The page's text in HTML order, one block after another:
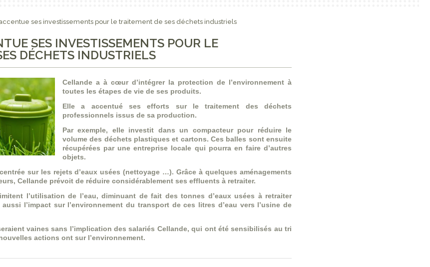
ses investissements pour le traitement de ses déchets industriels
SES INVESTISSEMENTS POUR LE
DÉCHETS INDUSTRIELS
Cellande a à cœur d’intégrer la protection de l’environnement à
toutes les étapes de vie de ses produits.
Elle a accentué ses efforts sur le traitement des déchets
professionnels issus de sa production.
Par exemple, elle investit dans un compacteur pour réduire le
volume des déchets plastiques et cartons. Ces balles sont ensuite
récupérées par une entreprise locale qui pourra en faire d’autres
objets.
sur les rejets d’eaux usées (nettoyage …). Grâce à quelques aménagements
Cellande prévoit de réduire considérablement ses effluents à retraiter.
l’utilisation de l’eau, diminuant de fait des tonnes d’eaux usées à retraiter
l’impact sur l’environnement du transport de ces litres d’eau vers l’usine de
vaines sans l’implication des salariés Cellande, qui ont été sensibilisés au tri
actions ont sur l’environnement.